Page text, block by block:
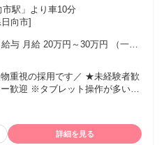
駅」より車10分
向市]
与 月給 20万円～30万円 （一律
円の支給実績あり 交通費：
スキルを考慮のうえ決定しま
します。
重視の採用です／ ★未経験者歓
が多いの
事も休みも大事にしたい方 ・学
アパレル店員 ・美容部員 ・イベ
詳細を見る